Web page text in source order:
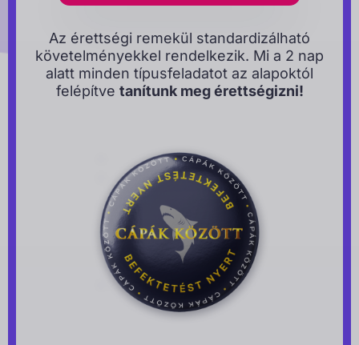
Az érettségi remekül standardizálható
követelményekkel rendelkezik. Mi a 2 nap
alatt minden típusfeladatot az alapoktól
felépítve tanítunk meg érettségizni!